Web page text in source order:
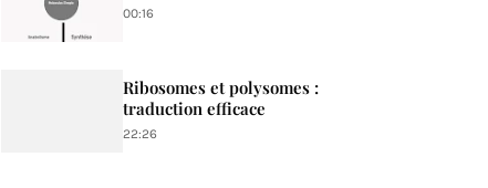
00:16
Ribosomes et polysomes :
traduction efficace
22:26